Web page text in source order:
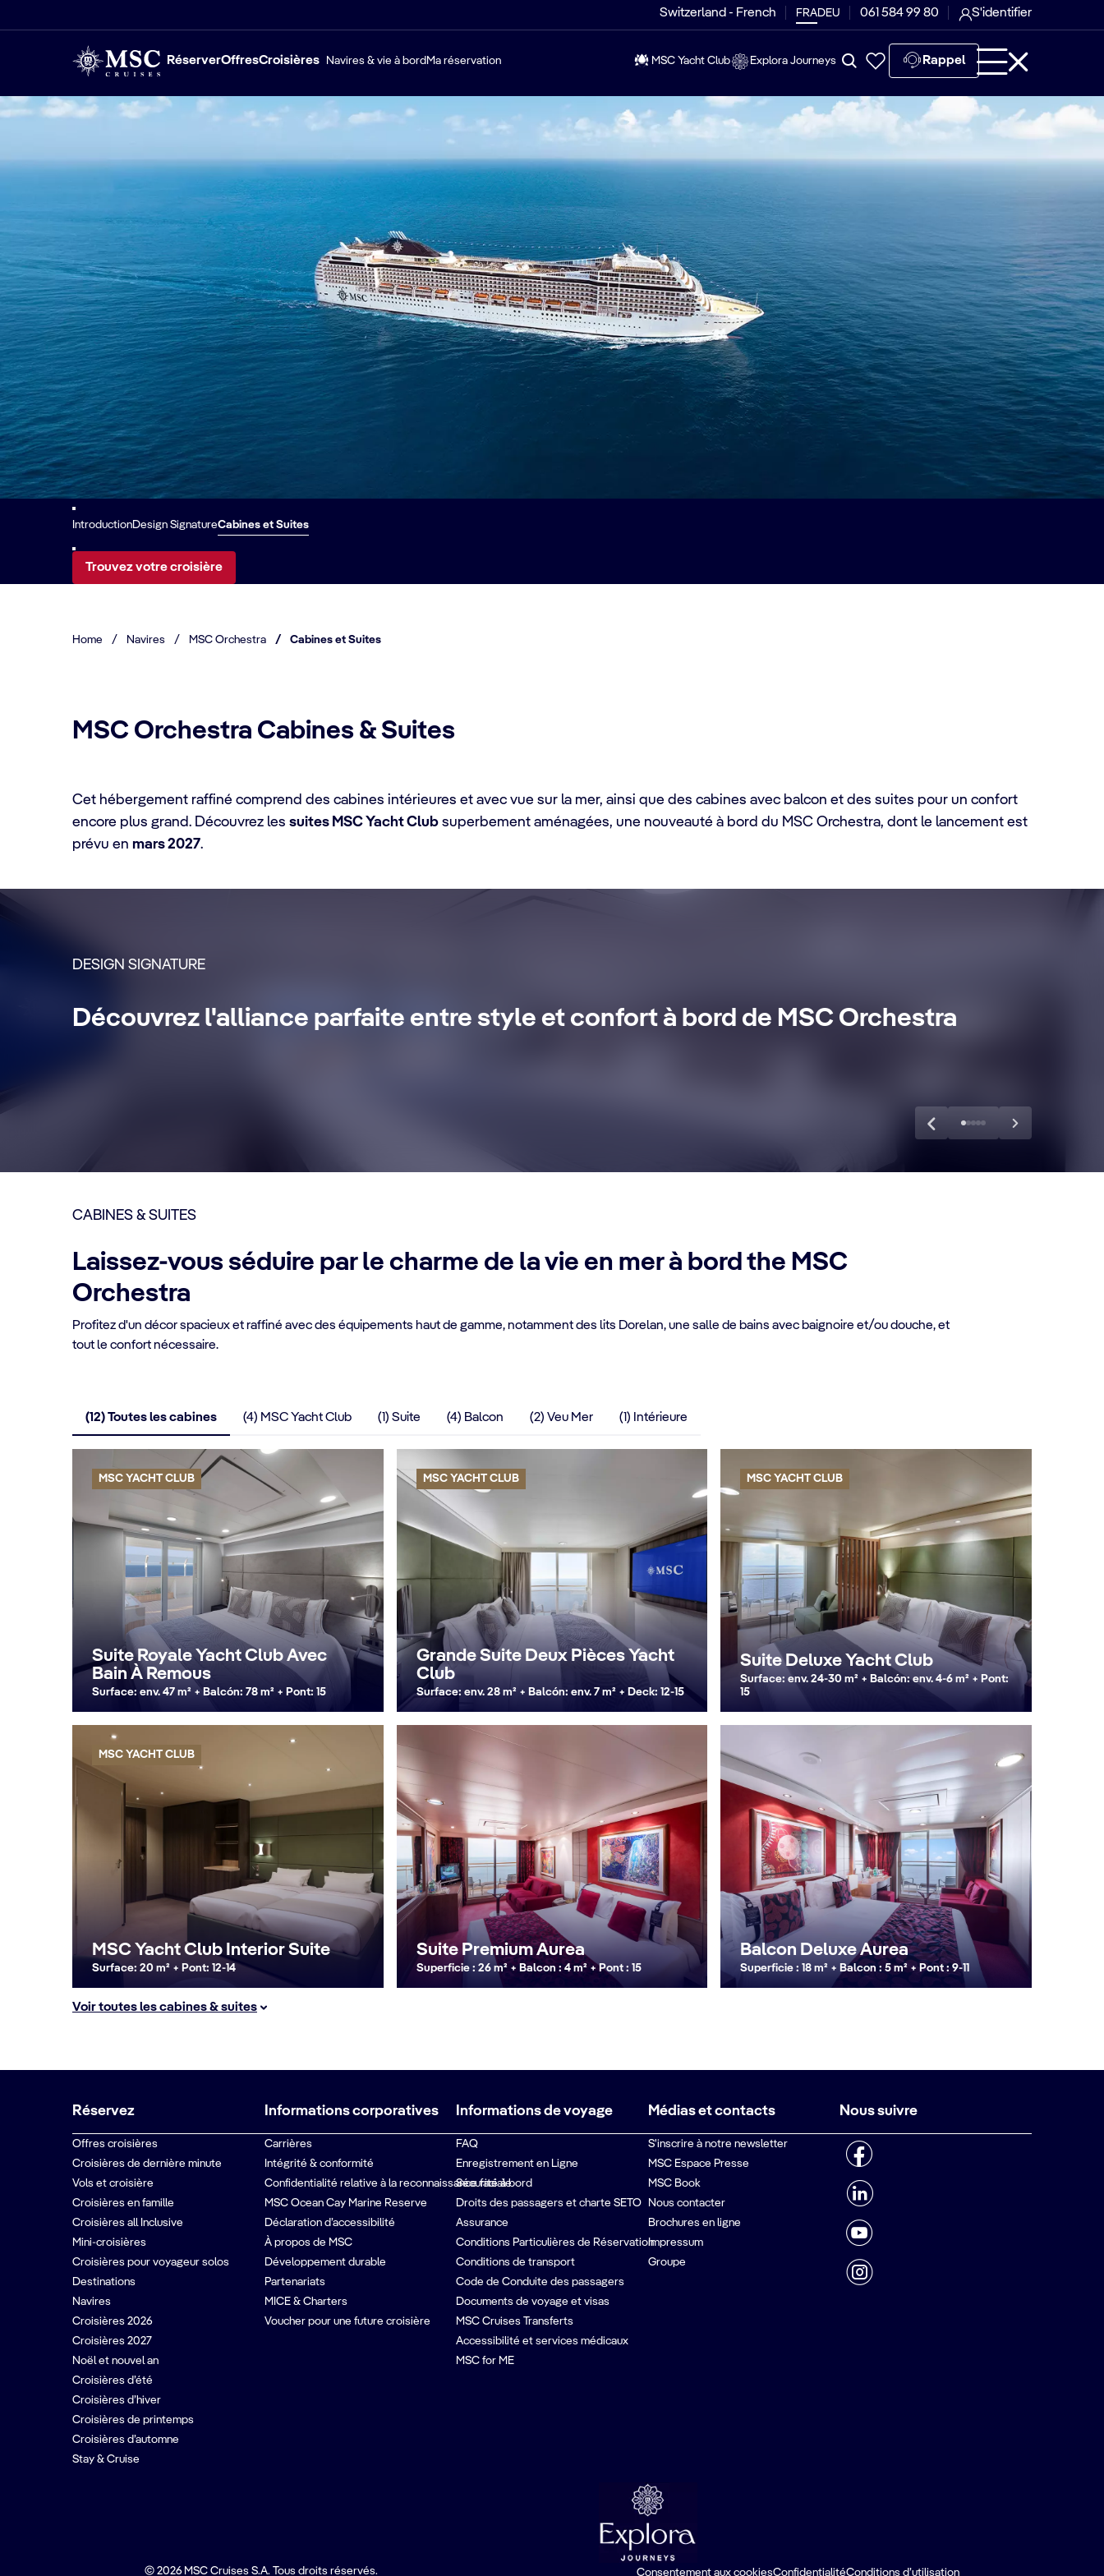
Switzerland - French FRADEU 061 584 99 80 S'identifier
RéserverOffresCroisières Navires & vie à bord Ma réservation MSC Yacht Club Explora Journeys Rappel
IntroductionDesign SignatureCabines et Suites
Trouvez votre croisière
Home / Navires / MSC Orchestra / Cabines et Suites
MSC Orchestra Cabines & Suites
Cet hébergement raffiné comprend des cabines intérieures et avec vue sur la mer, ainsi que des cabines avec balcon et des suites pour un confort
encore plus grand. Découvrez les suites MSC Yacht Club superbement aménagées, une nouveauté à bord du MSC Orchestra, dont le lancement est
prévu en mars 2027.
DESIGN SIGNATURE
Découvrez l'alliance parfaite entre style et confort à bord de MSC Orchestra
Profitez d'une croisière luxueuse et inoubliable avec un service de majordome 24h/24, un concierge dédié, des
CABINES & SUITES
Laissez-vous séduire par le charme de la vie en mer à bord the MSC
Orchestra
Profitez d'un décor spacieux et raffiné avec des équipements haut de gamme, notamment des lits Dorelan, une salle de bains avec baignoire et/ou douche, et
tout le confort nécessaire.
(12) Toutes les cabines (4) MSC Yacht Club (1) Suite (4) Balcon (2) Veu Mer (1) Intérieure
MSC YACHT CLUB
Suite Royale Yacht Club Avec
Bain À Remous
Surface: env. 47 m² + Balcón: 78 m² + Pont: 15
MSC YACHT CLUB
Grande Suite Deux Pièces Yacht
Club
Surface: env. 28 m² + Balcón: env. 7 m² + Deck: 12-15
MSC YACHT CLUB
Suite Deluxe Yacht Club
Surface: env. 24-30 m² + Balcón: env. 4-6 m² + Pont:
15
MSC YACHT CLUB
MSC Yacht Club Interior Suite
Surface: 20 m² + Pont: 12-14
Suite Premium Aurea
Superficie : 26 m² + Balcon : 4 m² + Pont : 15
Balcon Deluxe Aurea
Superficie : 18 m² + Balcon : 5 m² + Pont : 9-11
Voir toutes les cabines & suites
Réservez
Offres croisières
Croisières de dernière minute
Vols et croisière
Croisières en famille
Croisières all Inclusive
Mini-croisières
Croisières pour voyageur solos
Destinations
Navires
Croisières 2026
Croisières 2027
Noël et nouvel an
Croisières d’été
Croisières d’hiver
Croisières de printemps
Croisières d’automne
Stay & Cruise
Informations corporatives
Carrières
Intégrité & conformité
Confidentialité relative à la reconnaissance faciale
MSC Ocean Cay Marine Reserve
Déclaration d’accessibilité
À propos de MSC
Développement durable
Partenariats
MICE & Charters
Voucher pour une future croisière
Informations de voyage
FAQ
Enregistrement en Ligne
Sécurité à bord
Droits des passagers et charte SETO
Assurance
Conditions Particulières de Réservation
Conditions de transport
Code de Conduite des passagers
Documents de voyage et visas
MSC Cruises Transferts
Accessibilité et services médicaux
MSC for ME
Médias et contacts
S'inscrire à notre newsletter
MSC Espace Presse
MSC Book
Nous contacter
Brochures en ligne
Impressum
Groupe
Nous suivre
© 2026 MSC Cruises S.A. Tous droits réservés. Consentement aux cookiesConfidentialitéConditions d’utilisation